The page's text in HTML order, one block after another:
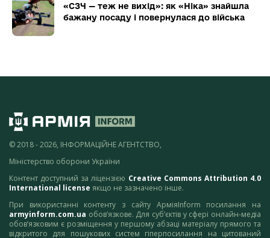
«СЗЧ — теж не вихід»: як «Ніка» знайшла
бажану посаду і повернулася до війська
© 2018 - 2026, ІНФОРМАЦІЙНЕ АГЕНТСТВО,
Міністерство оборони України
Контент доступний за ліцензією Creative Commons Attribution 4.0
International license якщо не зазначено інше.
При використанні контенту з сайту АрміяInform посилання на
armyinform.com.ua обов’язкове. Для суб’єктів у сфері онлайн-медіа
обов’язковим є розміщення у першому абзаці матеріалу прямого та
відкритого для пошукових систем гіперпосилання на цитований